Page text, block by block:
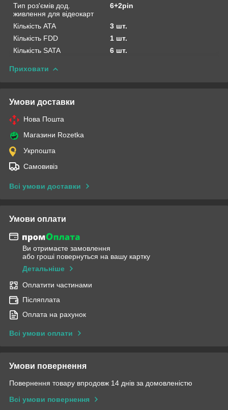
Тип роз'ємів дод.
живлення для відеокарт
6+2pin
Кількість ATA
3 шт.
Кількість FDD
1 шт.
Кількість SATA
6 шт.
Приховати
Умови доставки
Нова Пошта
Магазини Rozetka
Укрпошта
Самовивіз
Всі умови доставки
Умови оплати
Ви отримаєте замовлення
або гроші повернуться на вашу картку
Детальніше
Оплатити частинами
Післяплата
Оплата на рахунок
Всі умови оплати
Умови повернення
Повернення товару впродовж 14 днів за домовленістю
Всі умови повернення